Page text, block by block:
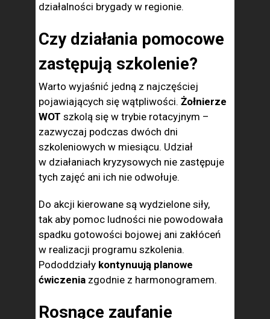
działalności brygady w regionie.
Czy działania pomocowe
zastępują szkolenie?
Warto wyjaśnić jedną z najczęściej
pojawiających się wątpliwości. Żołnierze
WOT szkolą się w trybie rotacyjnym –
zazwyczaj podczas dwóch dni
szkoleniowych w miesiącu. Udział
w działaniach kryzysowych nie zastępuje
tych zajęć ani ich nie odwołuje.
Do akcji kierowane są wydzielone siły,
tak aby pomoc ludności nie powodowała
spadku gotowości bojowej ani zakłóceń
w realizacji programu szkolenia.
Pododdziały kontynuują planowe
ćwiczenia zgodnie z harmonogramem.
Rosnące zaufanie